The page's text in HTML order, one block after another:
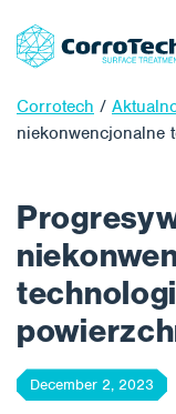
Corrotech /
niekonwencjonalne
December 2, 2023